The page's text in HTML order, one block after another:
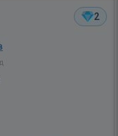
2